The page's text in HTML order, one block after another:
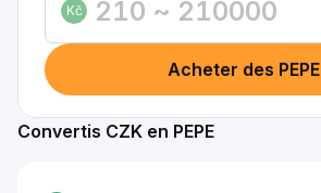
Kč
Acheter des PEPE
Convertis CZK en PEPE